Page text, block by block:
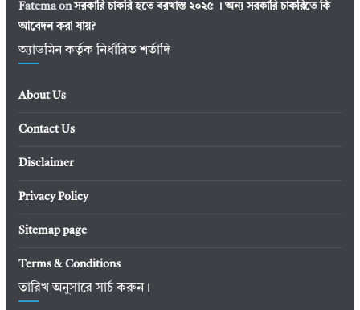
Fatemaonসরকারি চাকরি হতে বরখাস্ত ২০২৫ । অন্য সরকারি চাকরিতে কি
আবেদন করা যায়?
অ্যাডমিন কর্তৃক নির্ধারিত শর্তাদি
About Us
Contact Us
Disclaimer
Privacy Policy
Sitemap page
Terms & Conditions
তারিখ অনুসারে সার্চ করুন।